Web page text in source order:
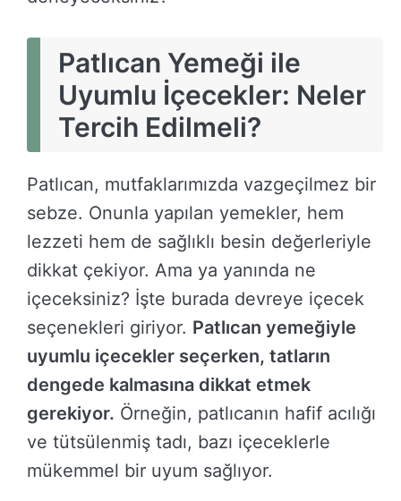
Patlıcan Yemeği ile
Uyumlu İçecekler: Neler
Tercih Edilmeli?
Patlıcan, mutfaklarımızda vazgeçilmez bir
sebze. Onunla yapılan yemekler, hem
lezzeti hem de sağlıklı besin değerleriyle
dikkat çekiyor. Ama ya yanında ne
içeceksiniz? İşte burada devreye içecek
seçenekleri giriyor. Patlıcan yemeğiyle
uyumlu içecekler seçerken, tatların
dengede kalmasına dikkat etmek
gerekiyor. Örneğin, patlıcanın hafif acılığı
ve tütsülenmiş tadı, bazı içeceklerle
mükemmel bir uyum sağlıyor.